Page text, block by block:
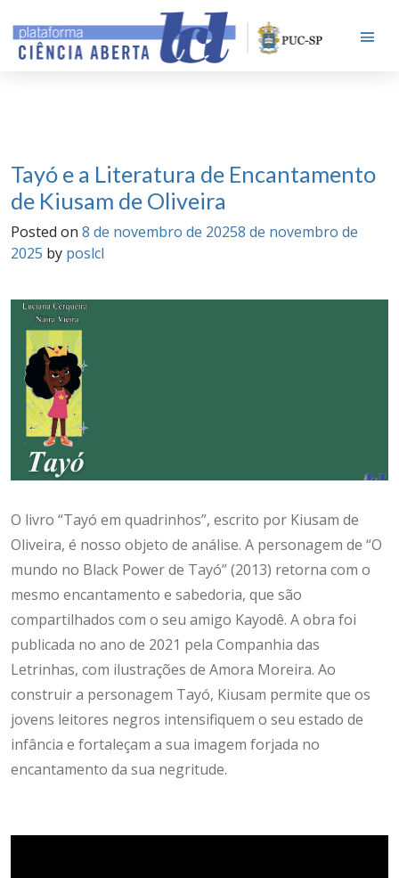
Tayó e a Literatura de Encantamento
de Kiusam de Oliveira
Posted on 8 de novembro de 20258 de novembro de
2025 by poslcl
O livro “Tayó em quadrinhos”, escrito por Kiusam de
Oliveira, é nosso objeto de análise. A personagem de “O
mundo no Black Power de Tayó” (2013) retorna com o
mesmo encantamento e sabedoria, que são
compartilhados com o seu amigo Kayodê. A obra foi
publicada no ano de 2021 pela Companhia das
Letrinhas, com ilustrações de Amora Moreira. Ao
construir a personagem Tayó, Kiusam permite que os
jovens leitores negros intensifiquem o seu estado de
infância e fortaleçam a sua imagem forjada no
encantamento da sua negritude.